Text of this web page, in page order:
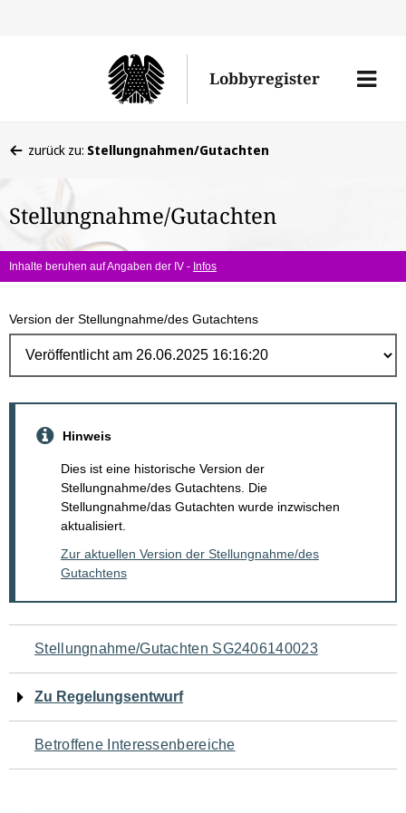
Lobbyregister
Menü
befinden
hier:
zurück zu: Stellungnahmen/Gutachten
Stellungnahme/Gutachten
Inhalte beruhen auf Angaben der IV - Infos
Version der Stellungnahme/des Gutachtens
Hinweis
Dies ist eine historische Version der
Stellungnahme/des Gutachtens. Die
Stellungnahme/das Gutachten wurde inzwischen
aktualisiert.
Zur aktuellen Version der Stellungnahme/des
Gutachtens
Navigation
für
den
Seiteninhalt
Stellungnahme/Gutachten SG2406140023
Zu Regelungsentwurf
Betroffene Interessenbereiche